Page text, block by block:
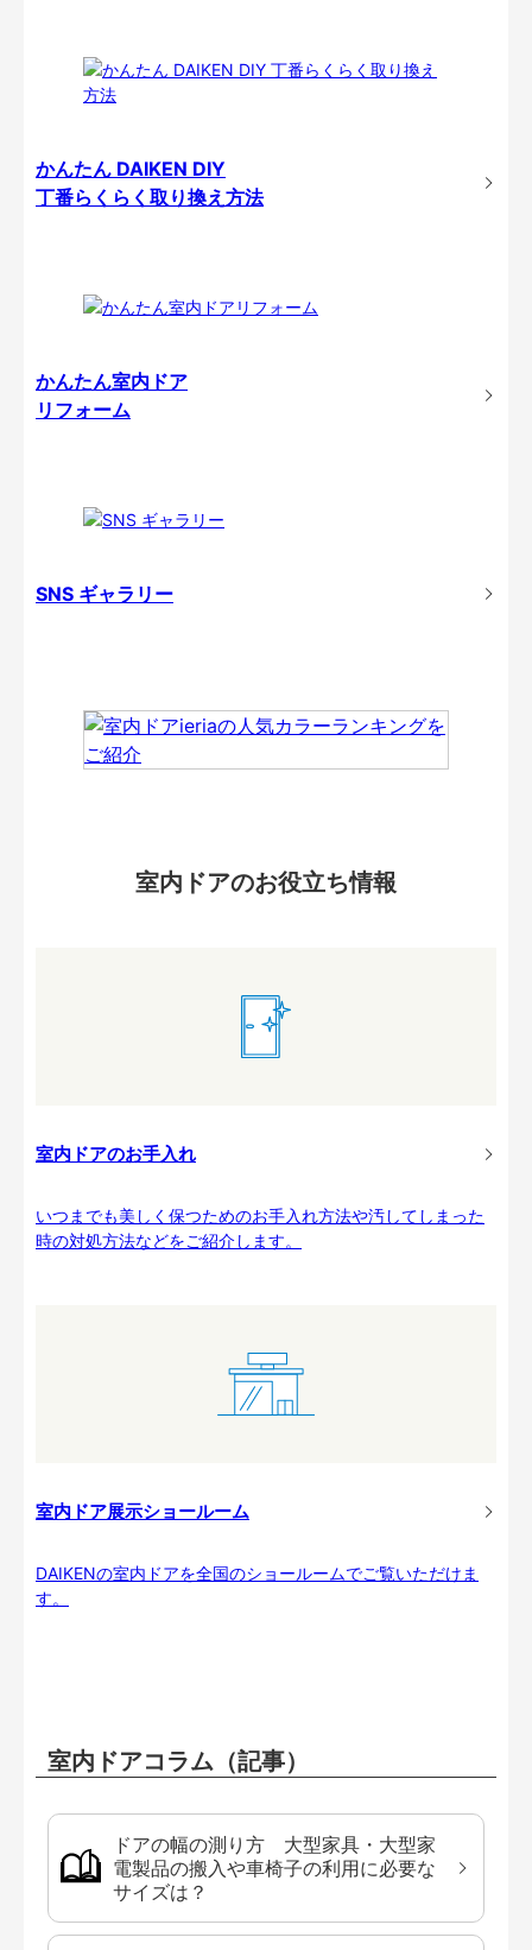
かんたん DAIKEN DIY
丁番らくらく取り換え方法
かんたん室内ドア
リフォーム
SNS ギャラリー
室内ドアのお役立ち情報
室内ドアのお手入れ
いつまでも美しく保つためのお手入れ方法や汚してしまった
時の対処方法などをご紹介します。
室内ドア展示ショールーム
DAIKENの室内ドアを全国のショールームでご覧いただけま
す。
室内ドアコラム（記事）
ドアの幅の測り方 大型家具・大型家
電製品の搬入や車椅子の利用に必要な
サイズは？